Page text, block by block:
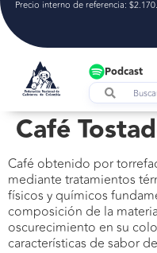
Precio interno de referencia:
Podcast
Café
Café obtenido por
mediante tratamientos
físicos y químicos
composición de la
oscurecimiento en su
características de sabor